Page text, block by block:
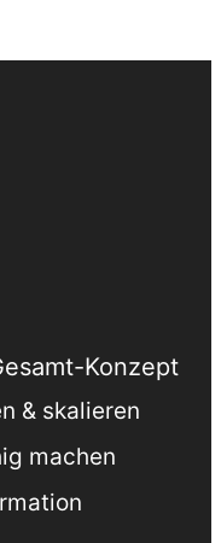
Konzept
& skalieren
machen